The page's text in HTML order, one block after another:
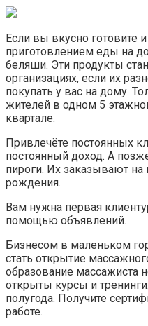
Если вы вкусно готовите
приготовлением еды на
беляши. Эти продукты
организациях, если их
покупать у вас на дому.
жителей в одном 5
квартале.
Привлечёте постоянных
постоянный доход. А
пироги. Их заказывают
рождения.
Вам нужна первая
помощью объявлений.
Бизнесом в маленьком
стать открытие
образование массажиста
открыты курсы и
полугода. Получите
работе.